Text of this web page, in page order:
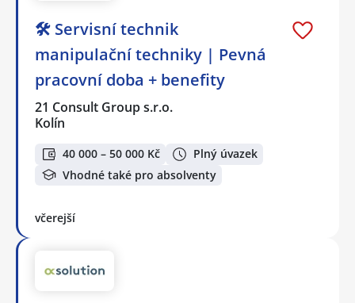
🛠️ Servisní technik
manipulační techniky | Pevná
pracovní doba + benefity
21 Consult Group s.r.o.
Kolín
40 000 – 50 000 Kč
Plný úvazek
Vhodné také pro absolventy
včerejší